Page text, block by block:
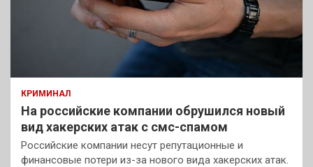
КРИМИНАЛ
На российские компании обрушился новый
вид хакерских атак с смс-спамом
Российские компании несут репутационные и
финансовые потери из-за нового вида хакерских атак.